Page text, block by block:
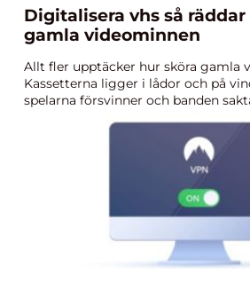
Digitalisera vhs så räddar du dina
gamla videominnen
Allt fler upptäcker hur sköra gamla
Kassetterna ligger i lådor och på
spelarna försvinner och banden